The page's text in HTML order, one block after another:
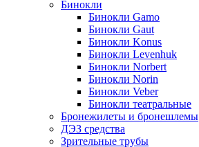
Бинокли
Бинокли Gamo
Бинокли Gaut
Бинокли Konus
Бинокли Levenhuk
Бинокли Norbert
Бинокли Norin
Бинокли Veber
Бинокли театральные
Бронежилеты и бронешлемы
ДЭЗ средства
Зрительные трубы